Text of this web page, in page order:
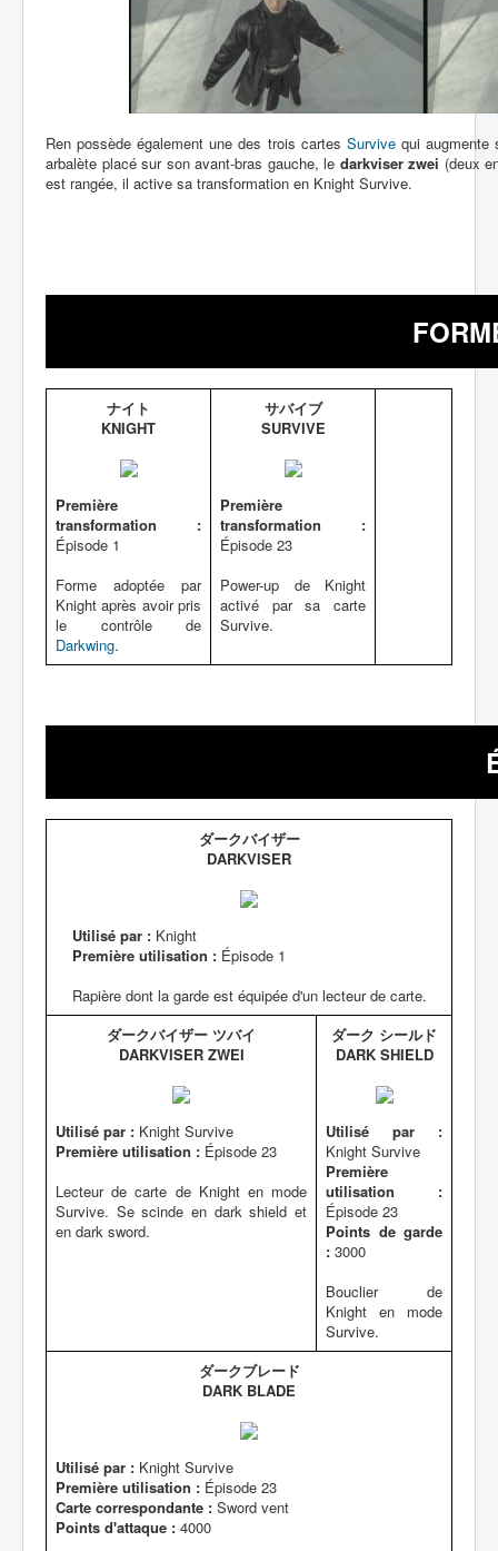
Ren possède également une des trois cartes Survivequi augmente
arbalète placé sur son avant-bras gauche, le darkviser zwei (deux
est rangée, il active sa transformation en Knight Survive.
ナイト
KNIGHT
Première
transformation :
Épisode 1
Forme adoptée par
Knight après avoir pris
le contrôle de
Darkwing.
サバイブ
SURVIVE
Première
transformation :
Épisode 23
Power-up de Knight
activé par sa carte
Survive.
ダークバイザー
DARKVISER
Utilisé par :Knight
Première utilisation :Épisode 1
Rapière dont la garde est équipée d'un lecteur de carte.
ダークバイザー ツバイ
DARKVISER ZWEI
Utilisé par : Knight Survive
Première utilisation : Épisode 23
Lecteur de carte de Knight en mode
Survive. Se scinde en dark shield et
en dark sword.
ダーク シールド
DARK SHIELD
Utilisé par :
Knight Survive
Première
utilisation :
Épisode 23
Points de garde
: 3000
Bouclier de
Knight en mode
Survive.
ダークブレード
DARK BLADE
Utilisé par : Knight Survive
Première utilisation : Épisode 23
Carte correspondante : Sword vent
Points d'attaque : 4000